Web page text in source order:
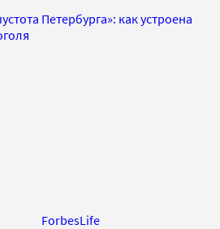
Петербурга»: как устроена
ForbesLife